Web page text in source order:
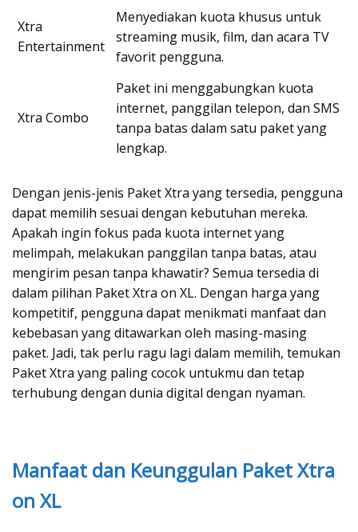
Xtra
Entertainment
Menyediakan kuota khusus untuk
streaming musik, film, dan acara TV
favorit pengguna.
Xtra Combo
Paket ini menggabungkan kuota
internet, panggilan telepon, dan SMS
tanpa batas dalam satu paket yang
lengkap.
Dengan jenis-jenis Paket Xtra yang tersedia, pengguna
dapat memilih sesuai dengan kebutuhan mereka.
Apakah ingin fokus pada kuota internet yang
melimpah, melakukan panggilan tanpa batas, atau
mengirim pesan tanpa khawatir? Semua tersedia di
dalam pilihan Paket Xtra on XL. Dengan harga yang
kompetitif, pengguna dapat menikmati manfaat dan
kebebasan yang ditawarkan oleh masing-masing
paket. Jadi, tak perlu ragu lagi dalam memilih, temukan
Paket Xtra yang paling cocok untukmu dan tetap
terhubung dengan dunia digital dengan nyaman.
Manfaat dan Keunggulan Paket Xtra
on XL